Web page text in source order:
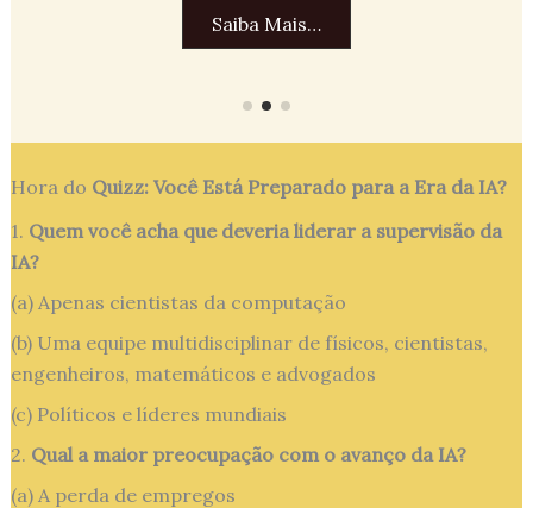
Hora do Quizz: Você Está Preparado para a Era da IA?
1. Quem você acha que deveria liderar a supervisão da
IA?
(a) Apenas cientistas da computação
(b) Uma equipe multidisciplinar de físicos, cientistas,
engenheiros, matemáticos e advogados
(c) Políticos e líderes mundiais
2. Qual a maior preocupação com o avanço da IA?
(a) A perda de empregos